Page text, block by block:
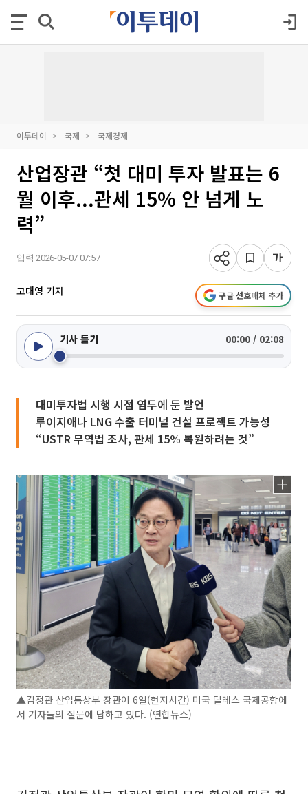
이투데이 국제 국제경제
산업장관 “첫 대미 투자 발표는 6
월 이후...관세 15% 안 넘게 노
력”
입력 2026-05-07 07:57
고대영 기자 구글 선호매체 추가
기사 듣기 00:00 / 02:08
대미투자법 시행 시점 염두에 둔 발언
루이지애나 LNG 수출 터미널 건설 프로젝트 가능성
“USTR 무역법 조사, 관세 15% 복원하려는 것”
▲김정관 산업통상부 장관이 6일(현지시간) 미국 덜레스 국제공항에
서 기자들의 질문에 답하고 있다. (연합뉴스)